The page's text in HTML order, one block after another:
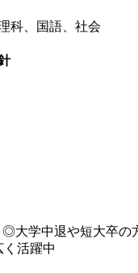
科、国語、社会
◎大学中退や短大卒の
く活躍中